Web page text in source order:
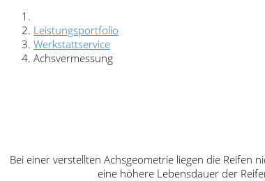
Leistungsportfolio
Werkstattservice
Achsvermessung
Bei einer verstellten Achsgeometrie liegen die
eine höhere Lebensdauer der